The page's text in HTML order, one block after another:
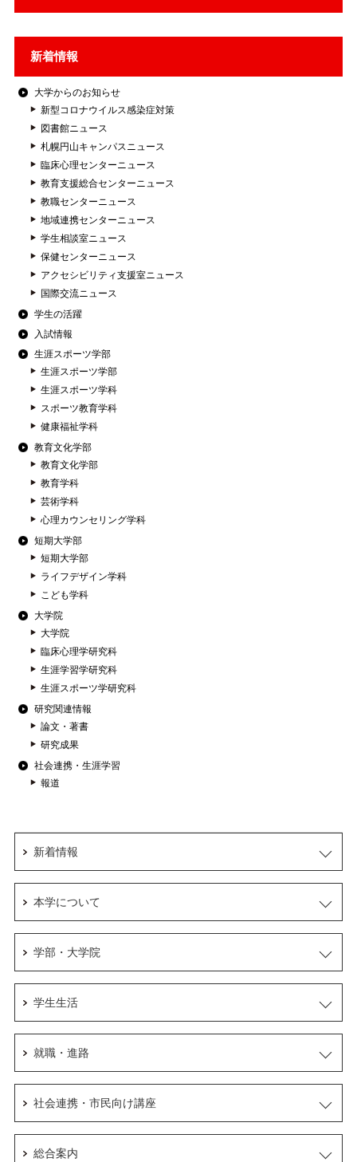
新着情報
大学からのお知らせ
新型コロナウイルス感染症対策
図書館ニュース
札幌円山キャンパスニュース
臨床心理センターニュース
教育支援総合センターニュース
教職センターニュース
地域連携センターニュース
学生相談室ニュース
保健センターニュース
アクセシビリティ支援室ニュース
国際交流ニュース
学生の活躍
入試情報
生涯スポーツ学部
生涯スポーツ学部
生涯スポーツ学科
スポーツ教育学科
健康福祉学科
教育文化学部
教育文化学部
教育学科
芸術学科
心理カウンセリング学科
短期大学部
短期大学部
ライフデザイン学科
こども学科
大学院
大学院
臨床心理学研究科
生涯学習学研究科
生涯スポーツ学研究科
研究関連情報
論文・著書
研究成果
社会連携・生涯学習
報道
新着情報
本学について
学部・大学院
学生生活
就職・進路
社会連携・市民向け講座
総合案内